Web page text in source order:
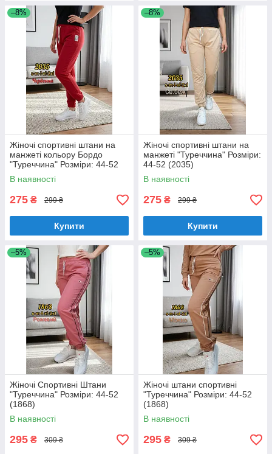
–8%
Жіночі спортивні штани на
манжеті кольору Бордо
"Туреччина" Розміри: 44-52
(2035)
В наявності
275 ₴ 299 ₴
Купити
–8%
Жіночі спортивні штани на
манжеті "Туреччина" Розміри:
44-52 (2035)
В наявності
275 ₴ 299 ₴
Купити
–5%
Жіночі Спортивні Штани
"Туреччина" Розміри: 44-52
(1868)
В наявності
295 ₴ 309 ₴
–5%
Жіночі штани спортивні
"Туреччина" Розміри: 44-52
(1868)
В наявності
295 ₴ 309 ₴